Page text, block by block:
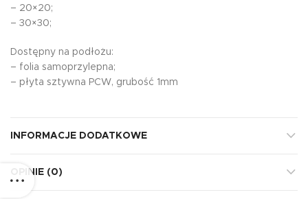
– 20×20;
– 30×30;
Dostępny na podłożu:
– folia samoprzylepna;
– płyta sztywna PCW, grubość 1mm
INFORMACJE DODATKOWE
OPINIE (0)